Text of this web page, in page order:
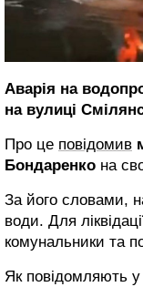
Аварія на
на вулиці
Про це повідомив
Бондаренко на
За його словами,
води. Для
комунальники та
Як повідомляють